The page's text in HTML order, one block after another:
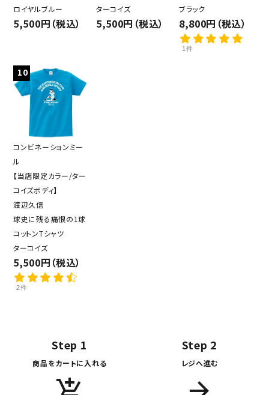
ロイヤルブルー
5,500円（税込）
ターコイズ
5,500円（税込）
ブラック
8,800円（税込）
1件
10
コンビネーションミー
ル
【当店限定カラー/ター
コイズボディ】
渡辺久信
球史に残る痛恨の1球
コットンTシャツ
ターコイズ
5,500円（税込）
2件
Step 1
商品をカートに入れる
Step 2
レジへ進む